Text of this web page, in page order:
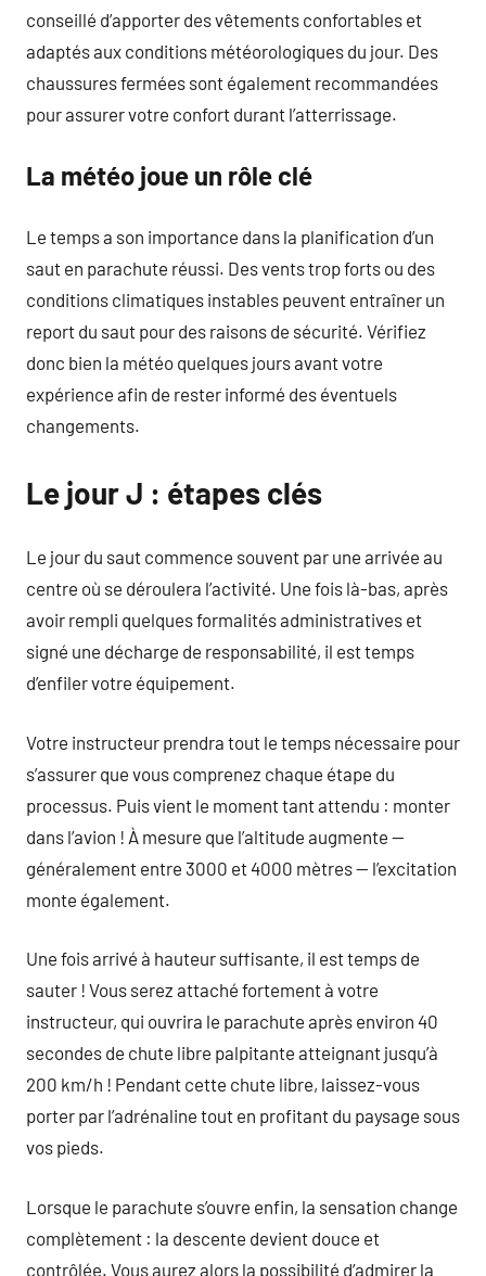
conseillé d’apporter des vêtements confortables et
adaptés aux conditions météorologiques du jour. Des
chaussures fermées sont également recommandées
pour assurer votre confort durant l’atterrissage.
La météo joue un rôle clé
Le temps a son importance dans la planification d’un
saut en parachute réussi. Des vents trop forts ou des
conditions climatiques instables peuvent entraîner un
report du saut pour des raisons de sécurité. Vérifiez
donc bien la météo quelques jours avant votre
expérience afin de rester informé des éventuels
changements.
Le jour J : étapes clés
Le jour du saut commence souvent par une arrivée au
centre où se déroulera l’activité. Une fois là-bas, après
avoir rempli quelques formalités administratives et
signé une décharge de responsabilité, il est temps
d’enfiler votre équipement.
Votre instructeur prendra tout le temps nécessaire pour
s’assurer que vous comprenez chaque étape du
processus. Puis vient le moment tant attendu : monter
dans l’avion ! À mesure que l’altitude augmente —
généralement entre 3000 et 4000 mètres — l’excitation
monte également.
Une fois arrivé à hauteur suffisante, il est temps de
sauter ! Vous serez attaché fortement à votre
instructeur, qui ouvrira le parachute après environ 40
secondes de chute libre palpitante atteignant jusqu’à
200 km/h ! Pendant cette chute libre, laissez-vous
porter par l’adrénaline tout en profitant du paysage sous
vos pieds.
Lorsque le parachute s’ouvre enfin, la sensation change
complètement : la descente devient douce et
contrôlée. Vous aurez alors la possibilité d’admirer la